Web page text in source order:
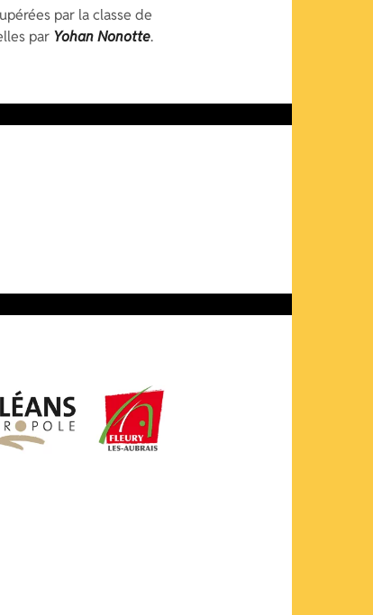
par la classe de
par Yohan Nonotte.